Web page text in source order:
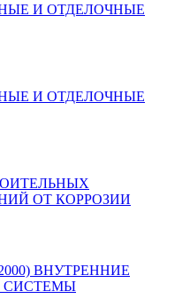
И ОТДЕЛОЧНЫЕ
И ОТДЕЛОЧНЫЕ
ОТ КОРРОЗИИ
2000) ВНУТРЕННИЕ
СИСТЕМЫ